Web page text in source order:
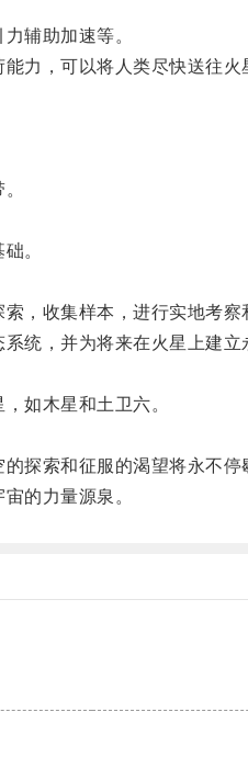
辅助加速等。
力，可以将人类尽快送往火
。
收集样本，进行实地考察
，并为将来在火星上建立
如木星和土卫六。
探索和征服的渴望将永不停
的力量源泉。